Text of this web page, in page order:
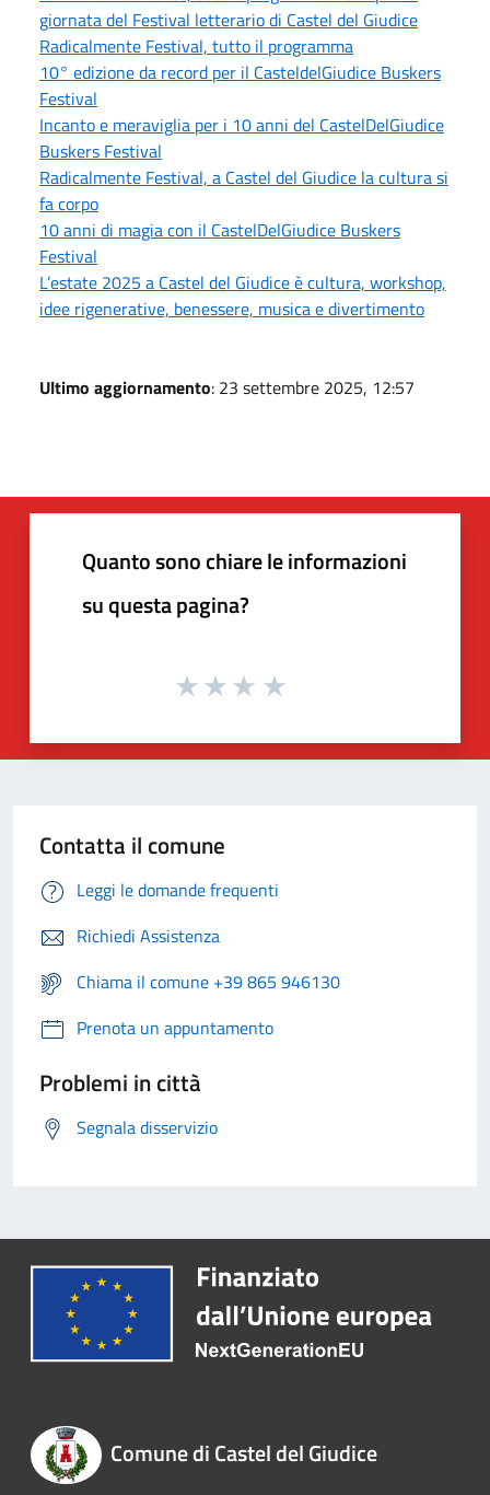
giornata del Festival letterario di Castel del Giudice
Radicalmente Festival, tutto il programma
10° edizione da record per il CasteldelGiudice Buskers
Festival
Incanto e meraviglia per i 10 anni del CastelDelGiudice
Buskers Festival
Radicalmente Festival, a Castel del Giudice la cultura si
fa corpo
10 anni di magia con il CastelDelGiudice Buskers
Festival
L’estate 2025 a Castel del Giudice è cultura, workshop,
idee rigenerative, benessere, musica e divertimento
Ultimo aggiornamento: 23 settembre 2025, 12:57
Quanto sono chiare le informazioni
su questa pagina?
Contatta il comune
Leggi le domande frequenti
Richiedi Assistenza
Chiama il comune +39 865 946130
Prenota un appuntamento
Problemi in città
Segnala disservizio
Comune di Castel del Giudice